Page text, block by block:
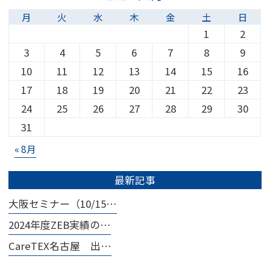
月 火 水 木 金 土 日
« 8月
1
2
3
4 5 6 7 8
9
10
11 12 13 14 15
16
17
18 19 20 21 22
23
24
25 26 27 28 29
30
31
最新記事
大阪セミナー（10/15…
2024年度ZEB実績の…
CareTEX名古屋 出…